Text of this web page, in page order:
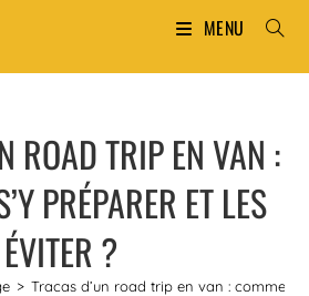
MENU
ROAD TRIP EN VAN :
PRÉPARER ET LES
ÉVITER ?
> Tracas d’un road trip en van : comment